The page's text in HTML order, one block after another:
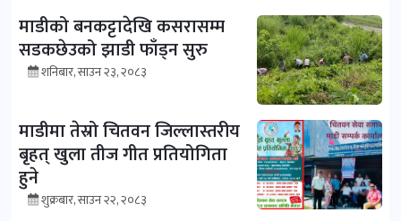
माडीको बनकट्टादेखि कसरासम्म
सडकछेउको झाडी फाँड्न सुरु
शनिबार, साउन २३, २०८३
माडीमा तेस्रो चितवन जिल्लास्तरीय
बृहत् खुला तीज गीत प्रतियोगिता
हुने
शुक्रबार, साउन २२, २०८३